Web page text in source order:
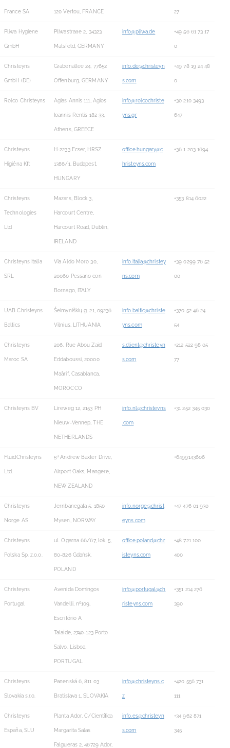
France SA 120 Vertou, FRANCE 27
Pliwa Hygiene
GmbH
Pliwastraße 2, 34323
Malsfeld, GERMANY
info@pliwa.de +49 56 61 73 17
0
Christeyns
GmbH (DE)
Grabenallee 24, 77652
Offenburg, GERMANY
info.de@christeyn
s.com
+49 78 19 24 48
0
Rolco Christeyns Agias Annis 111, Agios
Ioannis Rentis 182 33,
Athens, GREECE
info@rolcochriste
yns.gr
+30 210 3493
647
Christeyns
Higiéna Kft
H-2233 Ecser, HRSZ
1386/1, Budapest,
HUNGARY
office.hungary@c
hristeyns.com
+36 1 203 1694
Christeyns
Technologies
Ltd
Mazars, Block 3,
Harcourt Centre,
Harcourt Road, Dublin,
IRELAND
+353 814 6022
Christeyns Italia
SRL
Via Aldo Moro 30,
20060 Pessano con
Bornago, ITALY
info.italia@christey
ns.com
+39 0299 76 52
00
UAB Christeyns
Baltics
Šeimyniškių g. 21, 09236
Vilnius, LITHUANIA
info.baltic@christe
yns.com
+370 52 46 24
54
Christeyns
Maroc SA
206, Rue Abou Zaid
Eddaboussi, 20000
Maârif, Casablanca,
MOROCCO
s.client@christeyn
s.com
+212 522 98 05
77
Christeyns BV Lireweg 12, 2153 PH
Nieuw-Vennep, THE
NETHERLANDS
info.nl@christeyns
.com
+31 252 345 030
FluidChristeyns
Ltd.
5ª Andrew Baxter Drive,
Airport Oaks, Mangere,
NEW ZEALAND
+6499143606
Christeyns
Norge AS
Jernbanegata 5, 1850
Mysen, NORWAY
info.norge@christ
eyns.com
+47 476 01 930
Christeyns
Polska Sp. z.o.o.
ul. Ogarna 66/67, lok. 5,
80-826 Gdańsk,
POLAND
office.poland@chr
isteyns.com
+48 721 100
400
Christeyns
Portugal
Avenida Domingos
Vandelli, nº109,
Escritório A
Talaíde, 2740-123 Porto
Salvo, Lisboa,
PORTUGAL
info@portugal@ch
risteyns.com
+351 214 276
390
Christeyns
Slovakia s.r.o.
Panenská 6, 811 03
Bratislava 1, SLOVAKIA
info@christeyns.c
z
+420 556 731
111
Christeyns
España, SLU
Planta Ador, C/Científica
Margarita Salas
Falgueras 2, 46729 Ador,
info.es@christeyn
s.com
+34 962 871
345